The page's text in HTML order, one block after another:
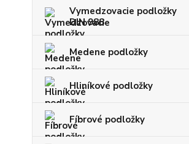
Vymedzovacie podložky
DIN 988
Medene podložky
Hliníkové podložky
Fíbrové podložky